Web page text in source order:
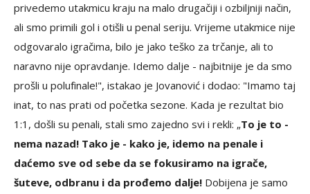
privedemo utakmicu kraju na malo drugačiji i ozbiljniji način,
ali smo primili gol i otišli u penal seriju. Vrijeme utakmice nije
odgovaralo igračima, bilo je jako teško za trčanje, ali to
naravno nije opravdanje. Idemo dalje - najbitnije je da smo
prošli u polufinale!", istakao je Jovanović i dodao: "Imamo taj
inat, to nas prati od početka sezone. Kada je rezultat bio
1:1, došli su penali, stali smo zajedno svi i rekli: „To je to -
nema nazad! Tako je - kako je, idemo na penale i
daćemo sve od sebe da se fokusiramo na igrače,
šuteve, odbranu i da prođemo dalje! Dobijena je samo